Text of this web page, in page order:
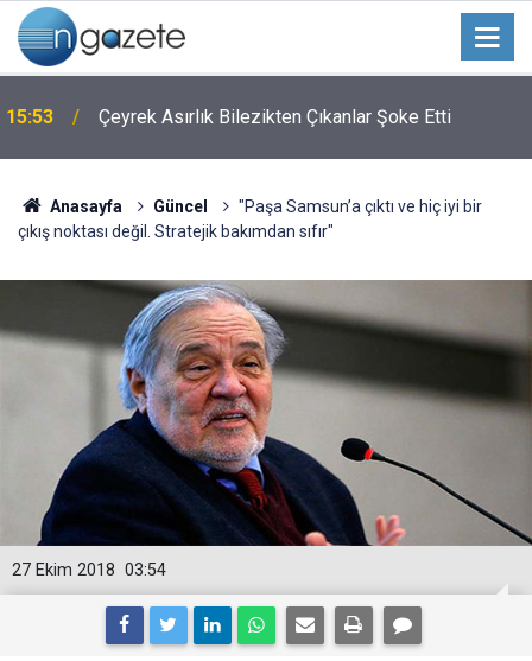
15:53 Çeyrek Asırlık Bilezikten Çıkanlar Şoke Etti
Anasayfa Güncel
"Paşa Samsun’a çıktı ve hiç iyi bir
çıkış noktası değil. Stratejik bakımdan sıfır"
03:54
27 Ekim 2018